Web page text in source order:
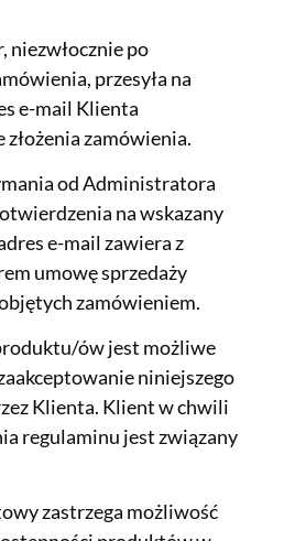
po
przesyła na
e-mail Klienta
zamówienia.
od Administratora
na wskazany
e-mail zawiera z
umowę sprzedaży
zamówieniem.
ów jest możliwe
niniejszego
Klienta. Klient w chwili
regulaminu jest związany
zastrzega możliwość